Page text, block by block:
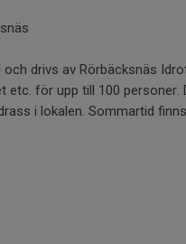
drivs av Rörbäcksnäs
etc. för upp till 100
i lokalen. Sommartid